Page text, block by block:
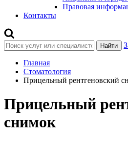
Правовая
Контакты
Найти
Главная
Стоматология
Прицельный рентгеновский
Прицельный
снимок